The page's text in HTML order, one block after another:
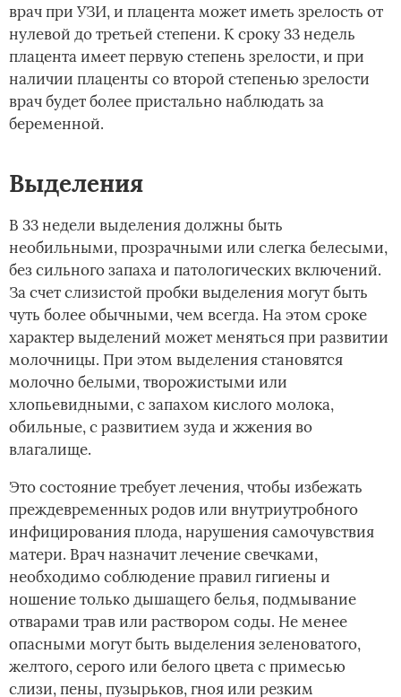
врач при УЗИ, и плацента может иметь зрелость от
нулевой до третьей степени. К сроку 33 недель
плацента имеет первую степень зрелости, и при
наличии плаценты со второй степенью зрелости
врач будет более пристально наблюдать за
беременной.
Выделения
В 33 недели выделения должны быть
необильными, прозрачными или слегка белесыми,
без сильного запаха и патологических включений.
За счет слизистой пробки выделения могут быть
чуть более обычными, чем всегда. На этом сроке
характер выделений может меняться при развитии
молочницы. При этом выделения становятся
молочно белыми, творожистыми или
хлопьевидными, с запахом кислого молока,
обильные, с развитием зуда и жжения во
влагалище.
Это состояние требует лечения, чтобы избежать
преждевременных родов или внутриутробного
инфицирования плода, нарушения самочувствия
матери. Врач назначит лечение свечками,
необходимо соблюдение правил гигиены и
ношение только дышащего белья, подмывание
отварами трав или раствором соды. Не менее
опасными могут быть выделения зеленоватого,
желтого, серого или белого цвета с примесью
слизи, пены, пузырьков, гноя или резким